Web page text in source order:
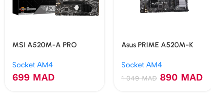
MSI A520M-A PRO
Socket AM4
699 MAD
Asus PRIME A520M-K
Socket AM4
1 049MAD 890 MAD